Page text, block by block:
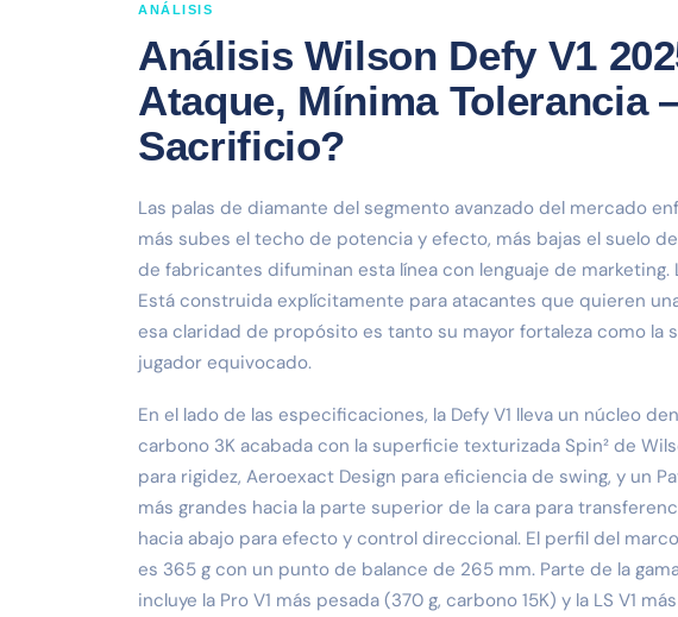
ANÁLISIS
Análisis Wilson Defy V1
Ataque, Mínima Tolerancia
Sacrificio?
Las palas de diamante del segmento avanzado del mercado
más subes el techo de potencia y efecto, más bajas el suelo
de fabricantes difuminan esta línea con lenguaje de marketing.
Está construida explícitamente para atacantes que quieren
esa claridad de propósito es tanto su mayor fortaleza como la
jugador equivocado.
En el lado de las especificaciones, la Defy V1 lleva un núcleo
carbono 3K acabada con la superficie texturizada Spin² de
para rigidez, Aeroexact Design para eficiencia de swing, y un
más grandes hacia la parte superior de la cara para
hacia abajo para efecto y control direccional. El perfil del
es 365 g con un punto de balance de 265 mm. Parte de la
incluye la Pro V1 más pesada (370 g, carbono 15K) y la LS V1